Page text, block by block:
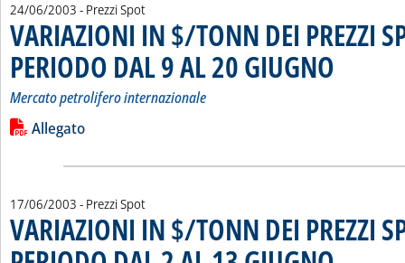
24/06/2003 - Prezzi Spot
VARIAZIONI IN $/TONN DEI PREZZI
PERIODO DAL 9 AL 20 GIUGNO
Mercato petrolifero internazionale
Leggi tutta la notizia: 'VARIAZIONI IN $/TONN DEI PREZZI
Lista allegati PDF alla notizia
Allegato
17/06/2003 - Prezzi Spot
VARIAZIONI IN $/TONN DEI PREZZI